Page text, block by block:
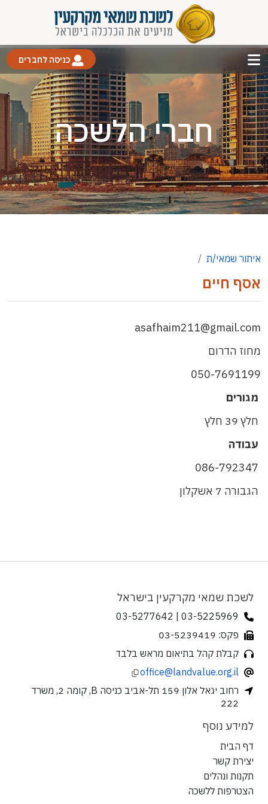
כניסה לחברים
חברי הלשכה
איתור שמאי/ת
אסף חיים
asafhaim211@gmail.com
מחוז הדרום
050-7691199
מגורים
חלץ 39 חלץ
עבודה
086-792347
הגבורה 7 אשקלון
לשכת שמאי מקרקעין בישראל
03-5225969 | 03-5277642
פקס: 03-5239419
קבלת קהל בתיאום מראש בלבד
office@landvalue.org.il
רחוב יגאל אלון 159 תל-אביב כניסה B, קומה 2, משרד
222
למידע נוסף
דף הבית
יצירת קשר
תקנות ונהלים
הצטרפות ללשכה